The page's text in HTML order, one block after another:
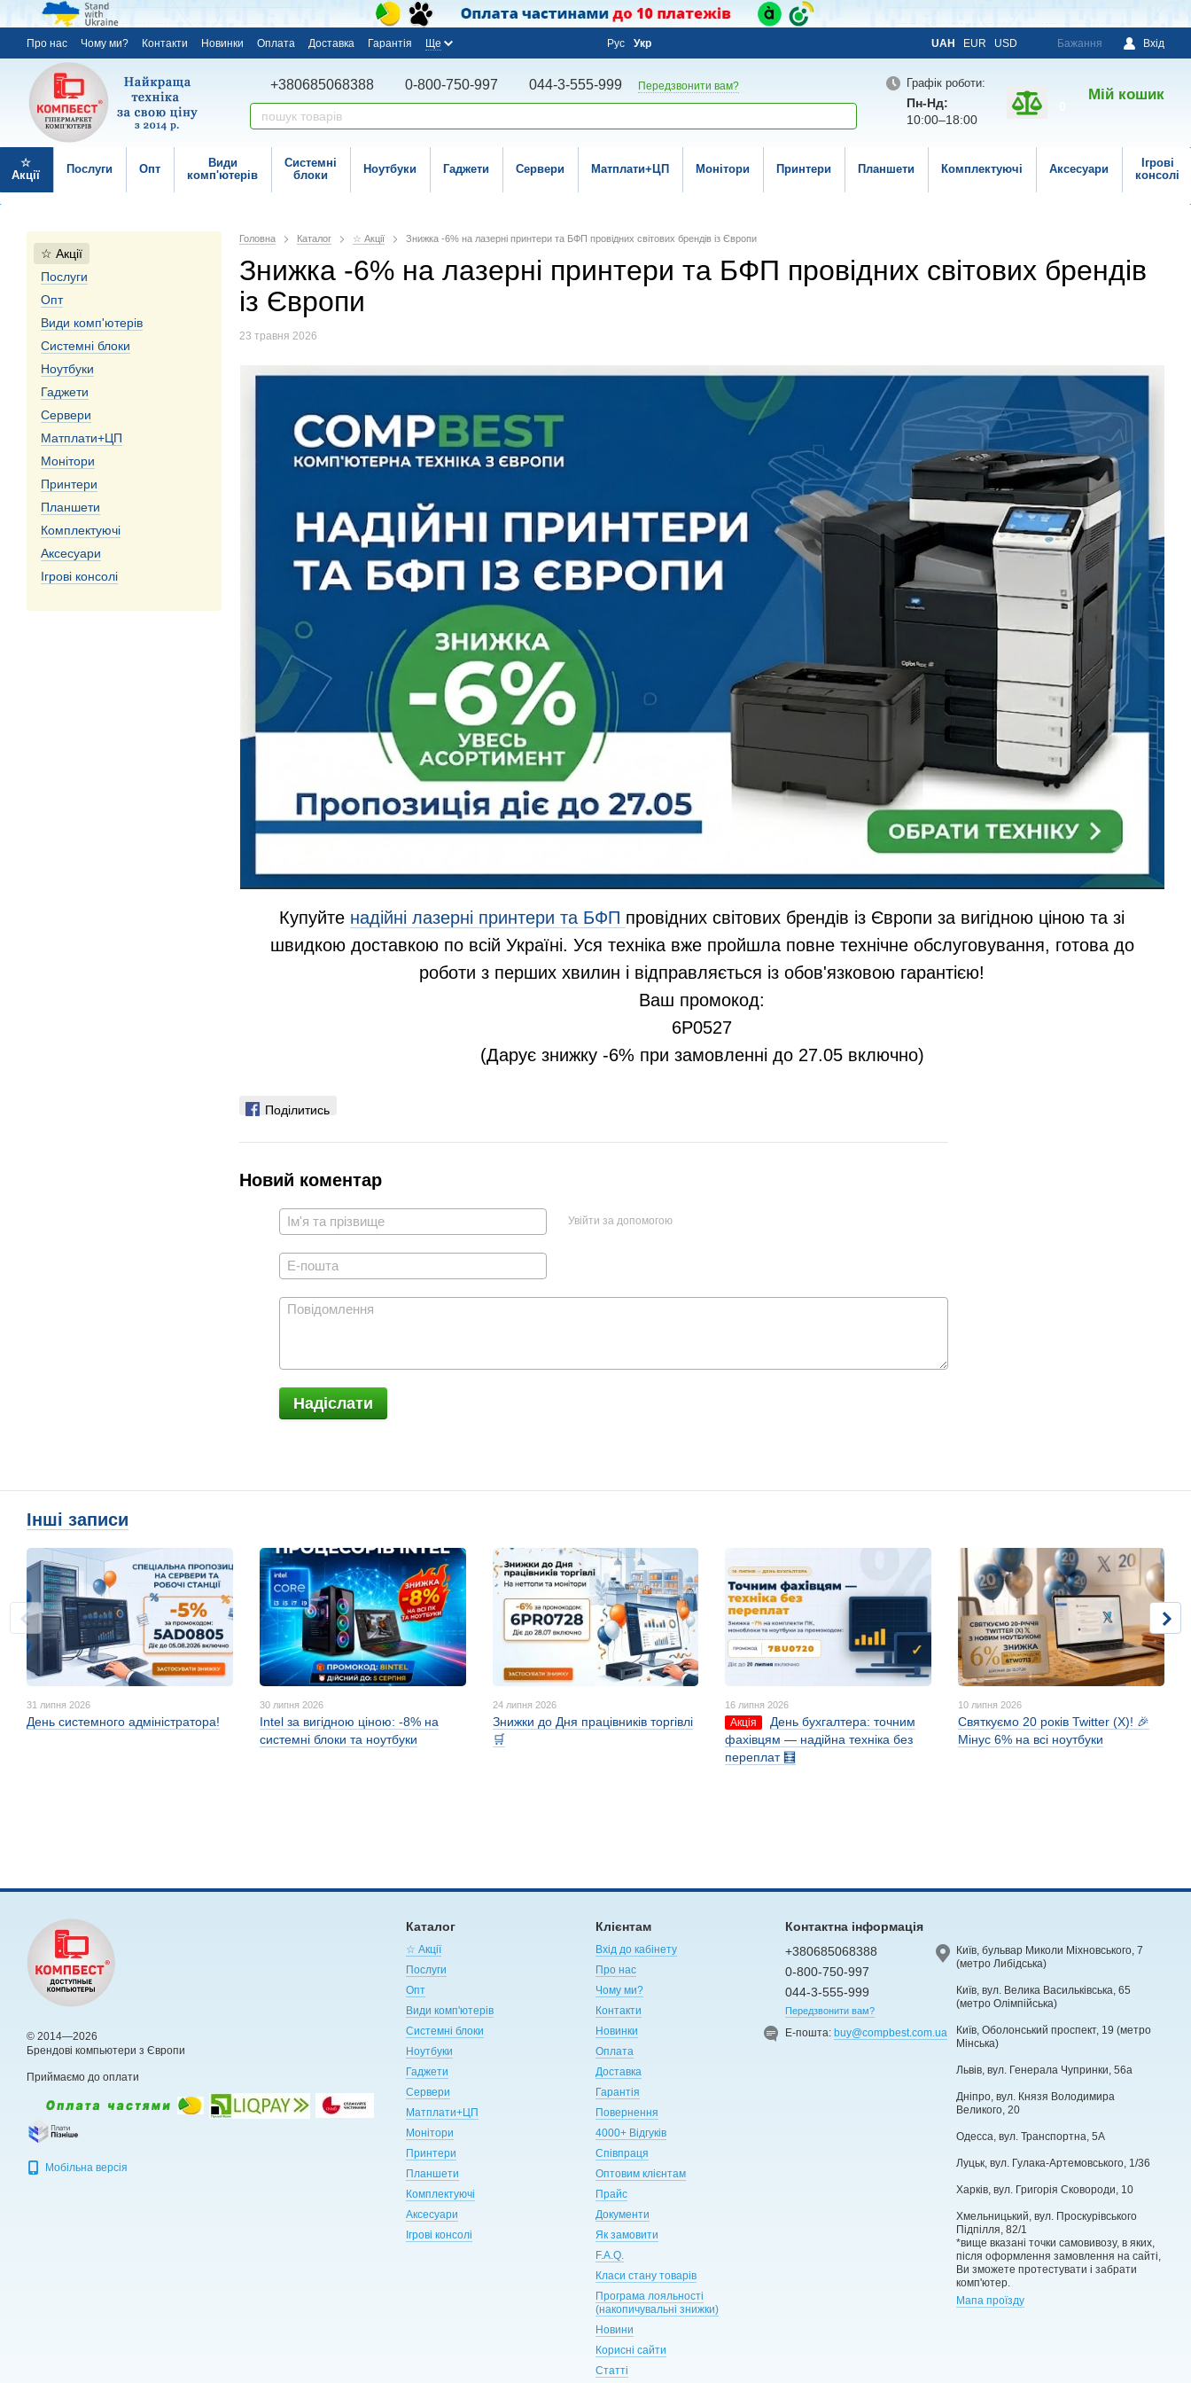
Про нас Чому ми? Контакти Новинки Оплата Доставка Гарантія Ще Рус Укр UAH EUR USD Бажання Вхід
+380685068388 0-800-750-997 044-3-555-999 Передзвонити вам? Графік роботи:
Пн-Нд:
10:00–18:00
Мій кошик
☆
Акції
Послуги Опт
Види
комп'ютерів
Системні
блоки
Ноутбуки Гаджети Сервери Матплати+ЦП Монітори Принтери Планшети Комплектуючі Аксесуари
Ігрові
консолі
Головна Каталог ☆ Акції Знижка -6% на лазерні принтери та БФП провідних світових брендів із Європи
Знижка -6% на лазерні принтери та БФП провідних світових брендів
із Європи
23 травня 2026
Купуйте надійні лазерні принтери та БФП провідних світових брендів із Європи за вигідною ціною та зі
швидкою доставкою по всій Україні. Уся техніка вже пройшла повне технічне обслуговування, готова до
роботи з перших хвилин і відправляється із обов'язковою гарантією!
Ваш промокод:
6P0527
(Дарує знижку -6% при замовленні до 27.05 включно)
Поділитись
Новий коментар
Увійти за допомогою
Надіслати
☆ Акції
Послуги
Опт
Види комп'ютерів
Системні блоки
Ноутбуки
Гаджети
Сервери
Матплати+ЦП
Монітори
Принтери
Планшети
Комплектуючі
Аксесуари
Ігрові консолі
Інші записи
31 липня 2026
День системного адміністратора!
30 липня 2026
Intel за вигідною ціною: -8% на
системні блоки та ноутбуки
24 липня 2026
Знижки до Дня працівників торгівлі
🛒
16 липня 2026
Акція
День бухгалтера: точним
фахівцям — надійна техніка без
переплат 🧮
10 липня 2026
Святкуємо 20 років Twitter (X)! 🎉
Мінус 6% на всі ноутбуки
© 2014—2026
Брендові компьютери з Європи
Приймаємо до оплати
Мобільна версія
Каталог
☆ Акції
Послуги
Опт
Види комп'ютерів
Системні блоки
Ноутбуки
Гаджети
Сервери
Матплати+ЦП
Монітори
Принтери
Планшети
Комплектуючі
Аксесуари
Ігрові консолі
Клієнтам
Вхід до кабінету
Про нас
Чому ми?
Контакти
Новинки
Оплата
Доставка
Гарантія
Повернення
4000+ Відгуків
Співпраця
Оптовим клієнтам
Прайс
Документи
Як замовити
F.A.Q.
Класи стану товарів
Програма лояльності
(накопичувальні знижки)
Новини
Корисні сайти
Статті
Контактна інформація
+380685068388
0-800-750-997
044-3-555-999
Передзвонити вам?
Е-пошта:buy@compbest.com.ua
Київ, бульвар Миколи Міхновського, 7
(метро Либідська)
Київ, вул. Велика Васильківська, 65
(метро Олімпійська)
Київ, Оболонський проспект, 19 (метро
Мінська)
Львів, вул. Генерала Чупринки, 56а
Дніпро, вул. Князя Володимира
Великого, 20
Одесса, вул. Транспортна, 5А
Луцьк, вул. Гулака-Артемовського, 1/36
Харків, вул. Григорія Сковороди, 10
Хмельницький, вул. Проскурівського
Підпілля, 82/1
*вище вказані точки самовивозу, в яких,
після оформлення замовлення на сайті,
Ви зможете протестувати і забрати
комп'ютер.
Мапа проїзду